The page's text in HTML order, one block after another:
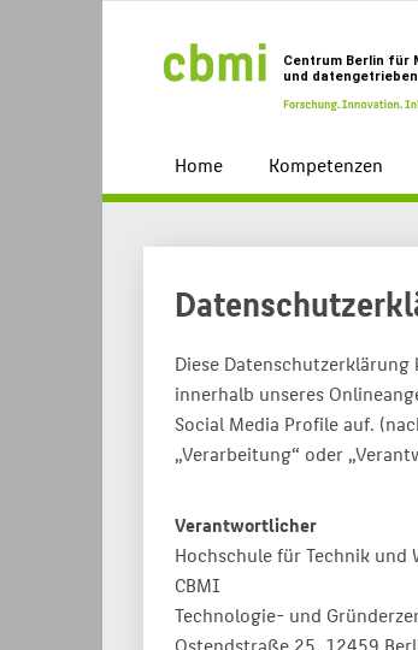
Home Kompetenzen
Diese
innerhalb unseres
Social Media Profile auf.
„Verarbeitung“ oder
Verantwortlicher
Hochschule für Technik und
CBMI
Technologie- und